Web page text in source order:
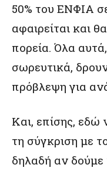
50% του ΕΝΦΙΑ
αφαιρείται και
πορεία. Όλα
σωρευτικά,
πρόβλεψη για
Και, επίσης, εδώ
τη σύγκριση με
δηλαδή αν δούμε